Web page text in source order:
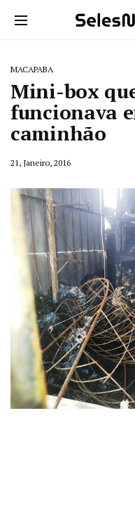
MACAPABA
Mini-box
funcionava
caminhão
21, Janeiro, 2016